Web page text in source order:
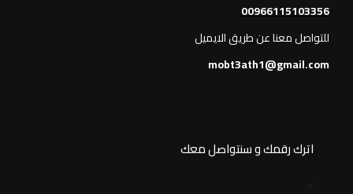
00966115103356
للتواصل معنا عن طريق الايميل
mobt3ath1@gmail.com
اترك رقمك و سنتواصل معك